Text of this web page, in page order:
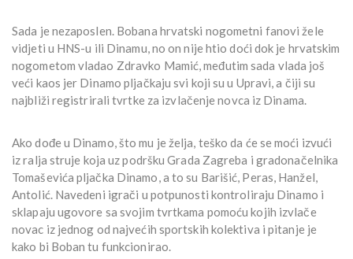
Sada je nezaposlen. Bobana hrvatski nogometni fanovi žele
vidjeti u HNS-u ili Dinamu, no on nije htio doći dok je hrvatskim
nogometom vladao Zdravko Mamić, međutim sada vlada još
veći kaos jer Dinamo pljačkaju svi koji su u Upravi, a čiji su
najbliži registrirali tvrtke za izvlačenje novca iz Dinama.
Ako dođe u Dinamo, što mu je želja, teško da će se moći izvući
iz ralja struje koja uz podršku Grada Zagreba i gradonačelnika
Tomaševića pljačka Dinamo, a to su Barišić, Peras, Hanžel,
Antolić. Navedeni igrači u potpunosti kontroliraju Dinamo i
sklapaju ugovore sa svojim tvrtkama pomoću kojih izvlače
novac iz jednog od najvećih sportskih kolektiva i pitanje je
kako bi Boban tu funkcionirao.